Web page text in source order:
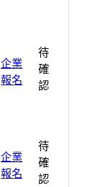
企業
報名
待
確
認
企業
報名
待
確
認